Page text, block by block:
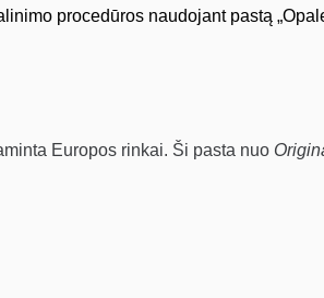
procedūros naudojant pastą
Europos rinkai. Ši pasta nuo